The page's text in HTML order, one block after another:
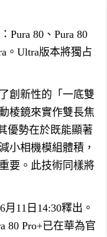
Pura 80、Pura 80
。Ultra版本將獨占
創新性的「一底雙
棱鏡來實作雙長焦
優勢在於既能顯著
小相機模組體積，
要。此技術同樣將
11日14:30釋出。
80 Pro+已在華為官